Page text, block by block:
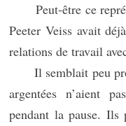
Peut-être ce
Peeter Veiss avait
relations de travail
Il semblait peu
argentées n’aient
pendant la pause. Ils